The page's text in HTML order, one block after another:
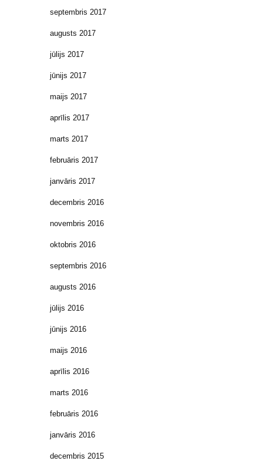
septembris 2017
augusts 2017
jūlijs 2017
jūnijs 2017
maijs 2017
aprīlis 2017
marts 2017
februāris 2017
janvāris 2017
decembris 2016
novembris 2016
oktobris 2016
septembris 2016
augusts 2016
jūlijs 2016
jūnijs 2016
maijs 2016
aprīlis 2016
marts 2016
februāris 2016
janvāris 2016
decembris 2015